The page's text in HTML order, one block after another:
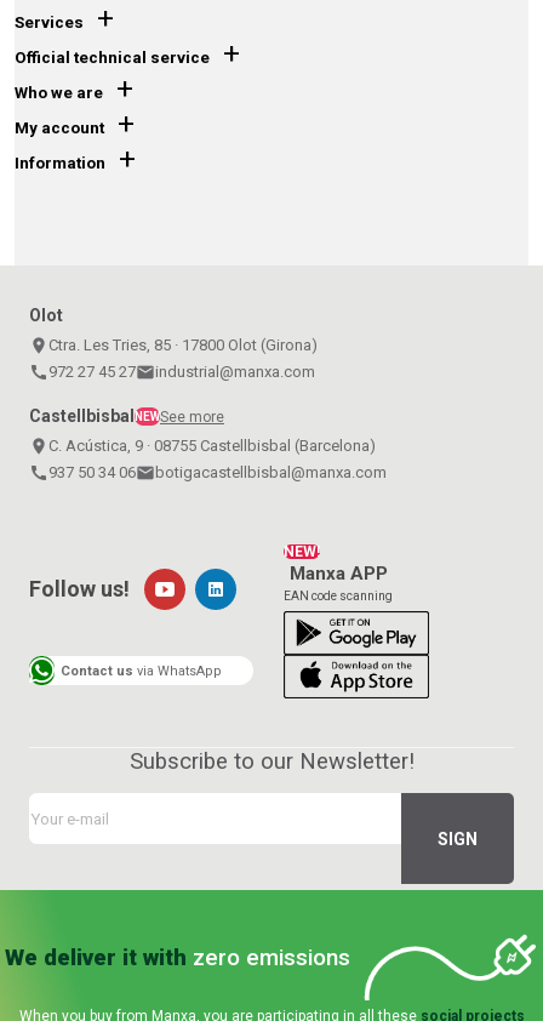
Services +
Official technical service +
Who we are +
My account +
Information +
Olot
place Ctra. Les Tries, 85 · 17800 Olot (Girona)
call 972 27 45 27emailindustrial@manxa.com
Castellbisbal NEWSee more
place C. Acústica, 9 · 08755 Castellbisbal (Barcelona)
call 937 50 34 06email botigacastellbisbal@manxa.com
NEW!
Manxa APP
EAN code scanning
Follow us!
Contact us via WhatsApp
Subscribe to our Newsletter!
We deliver it with zero emissions
When you buy from Manxa, you are participating in all these social projects